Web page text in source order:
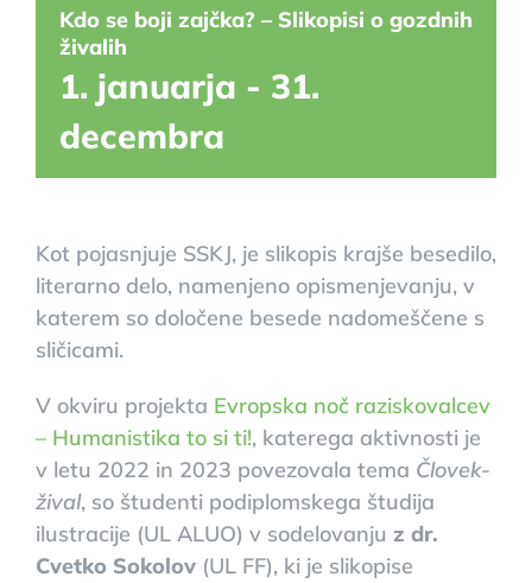
Kdo se boji zajčka? – Slikopisi o gozdnih
živalih
1. januarja - 31.
decembra
Kot pojasnjuje SSKJ, je slikopis krajše besedilo,
literarno delo, namenjeno opismenjevanju, v
katerem so določene besede nadomeščene s
sličicami.
V okviru projekta Evropska noč raziskovalcev
– Humanistika to si ti!, katerega aktivnosti je
v letu 2022 in 2023 povezovala tema Človek-
žival, so študenti podiplomskega študija
ilustracije (UL ALUO) v sodelovanju z dr.
Cvetko Sokolov(UL FF), ki je slikopise